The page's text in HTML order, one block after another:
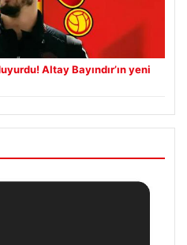
Altay Bayındır’ın yeni